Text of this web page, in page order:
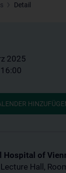
Detail
2025
Hospital of
Hall,